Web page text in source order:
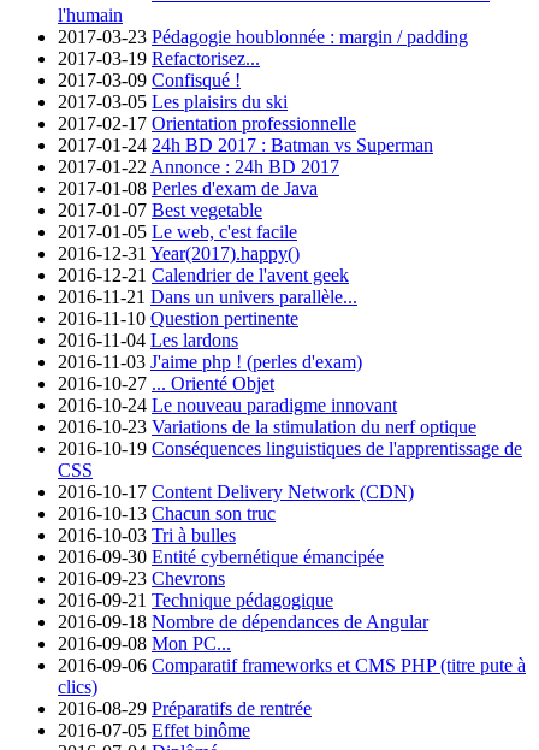
l'humain
2017-03-23 Pédagogie houblonnée : margin / padding
2017-03-19 Refactorisez...
2017-03-09 Confisqué !
2017-03-05 Les plaisirs du ski
2017-02-17 Orientation professionnelle
2017-01-24 24h BD 2017 : Batman vs Superman
2017-01-22 Annonce : 24h BD 2017
2017-01-08 Perles d'exam de Java
2017-01-07 Best vegetable
2017-01-05 Le web, c'est facile
2016-12-31 Year(2017).happy()
2016-12-21 Calendrier de l'avent geek
2016-11-21 Dans un univers parallèle...
2016-11-10 Question pertinente
2016-11-04 Les lardons
2016-11-03 J'aime php ! (perles d'exam)
2016-10-27 ... Orienté Objet
2016-10-24 Le nouveau paradigme innovant
2016-10-23 Variations de la stimulation du nerf optique
2016-10-19 Conséquences linguistiques de l'apprentissage de
CSS
2016-10-17 Content Delivery Network (CDN)
2016-10-13 Chacun son truc
2016-10-03 Tri à bulles
2016-09-30 Entité cybernétique émancipée
2016-09-23 Chevrons
2016-09-21 Technique pédagogique
2016-09-18 Nombre de dépendances de Angular
2016-09-08 Mon PC...
2016-09-06 Comparatif frameworks et CMS PHP (titre pute à
clics)
2016-08-29 Préparatifs de rentrée
2016-07-05 Effet binôme